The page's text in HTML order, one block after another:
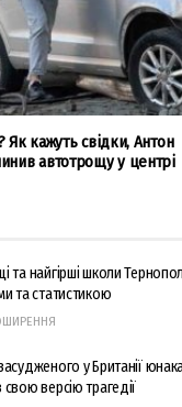
Як кажуть свідки, Антон
автотрощу у центрі
та найгірші школи
та статистикою
у Британії
версію трагедії